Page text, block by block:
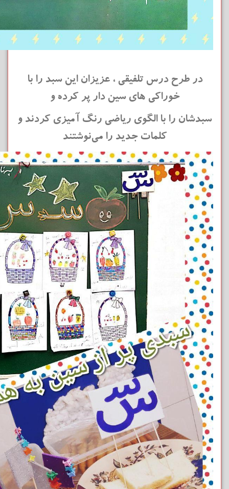
در طرح درس تلفیقی ، عزیزان این سبد را با
خوراکی های سین دار پر کرده و
سبدشان را با الگوی ریاضی رنگ آمیزی کردند و
کلمات جدید را می‌نوشتند